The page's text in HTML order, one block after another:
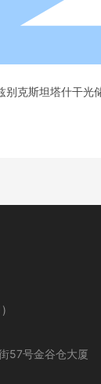
别克斯坦塔什干光
57号金谷仓大厦